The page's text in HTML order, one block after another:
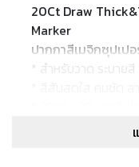
20Ct Draw
Marker
ปากกาสีเมจิกซุปเป
* สำหรับวาด ระบาย
สร้างเส้นบางๆให้ห
* สีล้างออกได้ สาม